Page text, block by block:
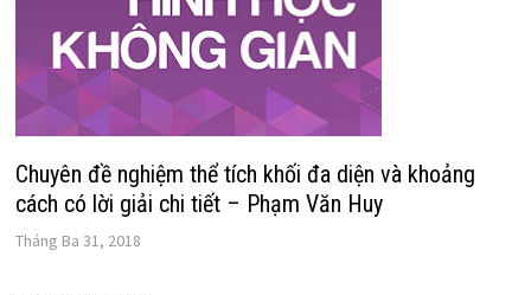
Chuyên đề nghiệm thể tích khối đa diện và khoảng
cách có lời giải chi tiết – Phạm Văn Huy
Tháng Ba 31, 2018